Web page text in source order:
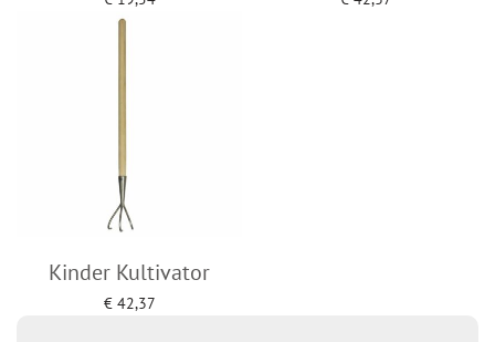
Add to cart
Kinder Kultivator
€42,37